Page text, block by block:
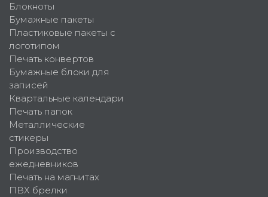
Блокноты
Бумажные пакеты
Пластиковые пакеты с
логотипом
Печать конвертов
Бумажные блоки для
записей
Квартальные календари
Печать папок
Металлические
стикеры
Производство
ежедневников
Печать на магнитах
ПВХ брелки